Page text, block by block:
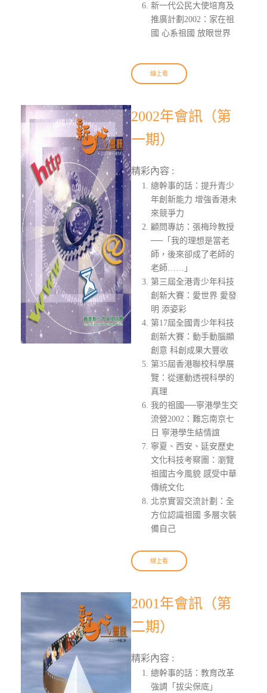
新一代公民大使培育及
推廣計劃2002：家在祖
國 心系祖國 放眼世界
線上看
2002年會訊（第
一期）
精彩內容 :
總幹事的話：提升青少
年創新能力 增強香港未
來競爭力
顧問專訪：張梅玲教授
──「我的理想是當老
師，後來卻成了老師的
老師……」
第三屆全港青少年科技
創新大賽：愛世界 愛發
明 添姿彩
第17屆全國青少年科技
創新大賽：動手動腦顯
創意 科創成果大豐收
第35屆香港聯校科學展
覽：從運動透視科學的
真理
我的祖國──寧港學生交
流營2002：難忘南京七
日 寧港學生結情誼
寧夏、西安、延安歷史
文化科技考察團：瀏覽
祖國古今風貌 感受中華
傳統文化
北京實習交流計劃：全
方位認識祖國 多層次裝
備自己
線上看
2001年會訊（第
二期）
精彩內容 :
總幹事的話：教育改革
強調「拔尖保底」